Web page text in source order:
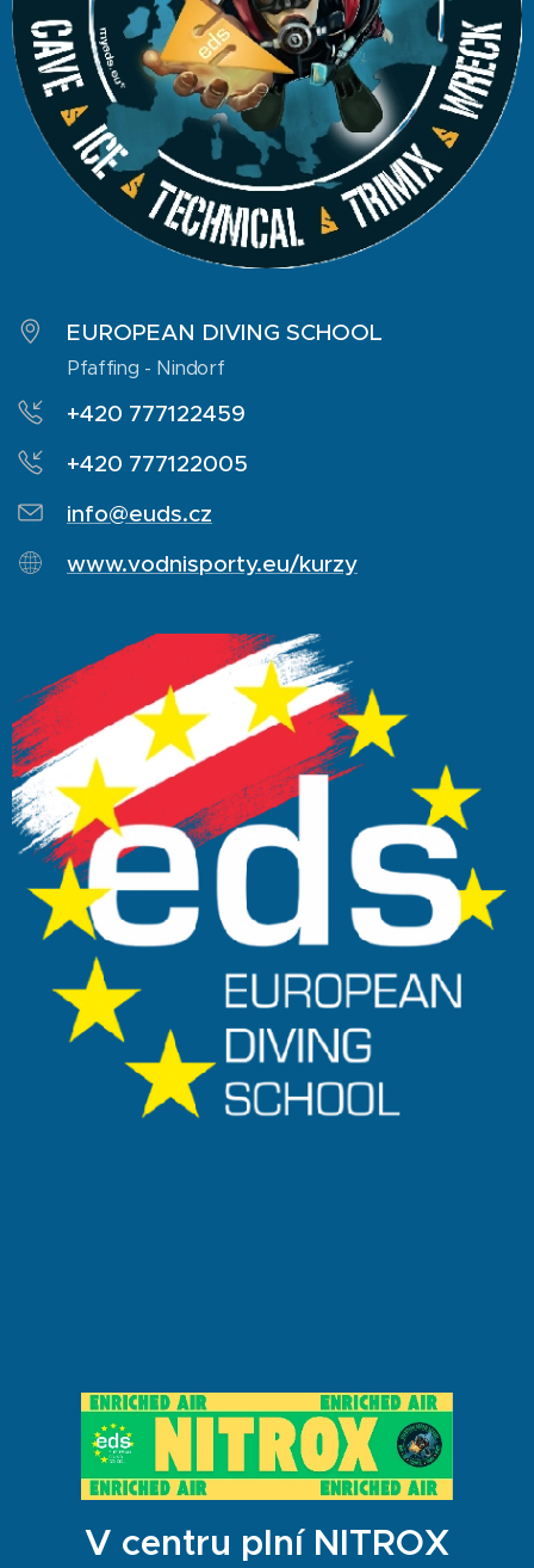
EUROPEAN DIVING SCHOOL
Pfaffing - Nindorf
+420 777122459
+420 777122005
info@euds.cz
www.vodnisporty.eu/kurzy
V centru plní NITROX